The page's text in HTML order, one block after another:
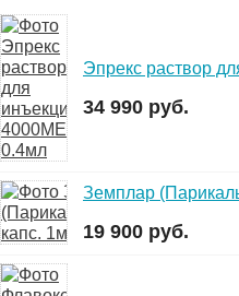
Эпрекс раствор
34 990 руб.
Земплар
19 900 руб.